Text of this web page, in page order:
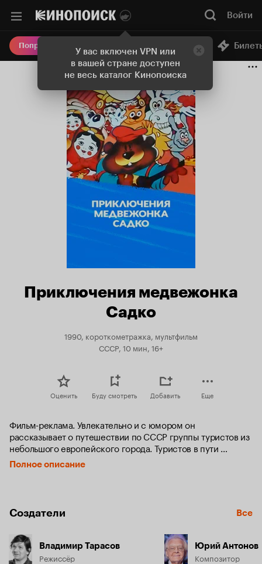
У вас включен VPN или
в вашей стране доступен
не весь каталог Кинопоиска
Войти
Попробовать Плюс Онлайн-кинотеатр
Приключения медвежонка
Садко
1990, короткометражка, мультфильм
СССР, 10 мин, 16+
Оценить Буду смотреть Добавить Еще
Фильм-реклама. Увлекательно и с юмором он
рассказывает о путешествии по СССР группы туристов из
небольшого европейского города. Туристов в пути
сопровождает веселый и гостеприимный медвежонок
Садко. Авторы знакомят зрителей с различными уголками
Полное описание
Создатели Все
Владимир Тарасов
Режиссёр
Юрий Антонов
Композитор